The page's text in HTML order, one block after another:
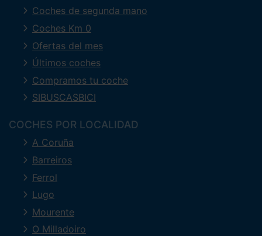
Coches de segunda mano
Coches Km 0
Ofertas del mes
Últimos coches
Compramos tu coche
SIBUSCASBICI
COCHES POR LOCALIDAD
A Coruña
Barreiros
Ferrol
Lugo
Mourente
O Milladoiro